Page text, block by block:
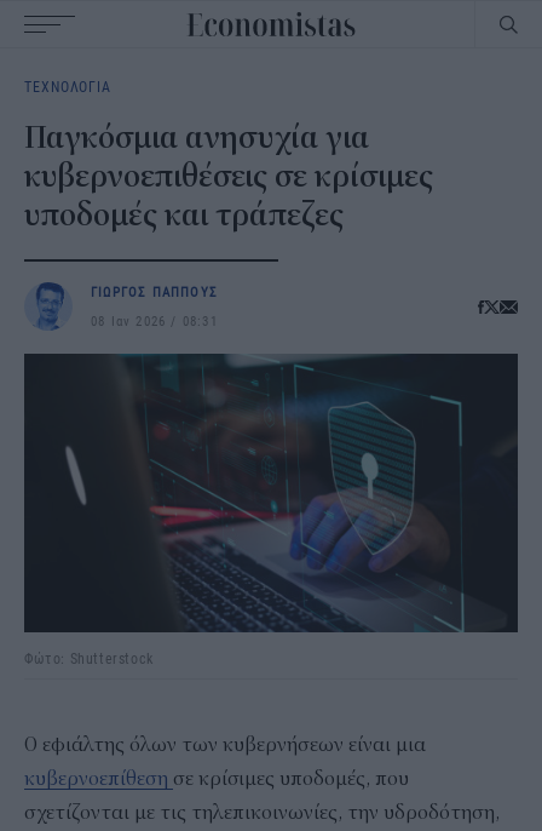
navigation
ΤΕΧΝΟΛΟΓΙΑ
Παγκόσμια ανησυχία για
κυβερνοεπιθέσεις σε κρίσιμες
υποδομές και τράπεζες
ΓΙΩΡΓΟΣ ΠΑΠΠΟΥΣ
08 Ιαν 2026
08:31
Φώτο: Shutterstock
Ο εφιάλτης όλων των κυβερνήσεων είναι μια
κυβερνοεπίθεση σε κρίσιμες υποδομές, που
σχετίζονται με τις τηλεπικοινωνίες, την υδροδότηση,